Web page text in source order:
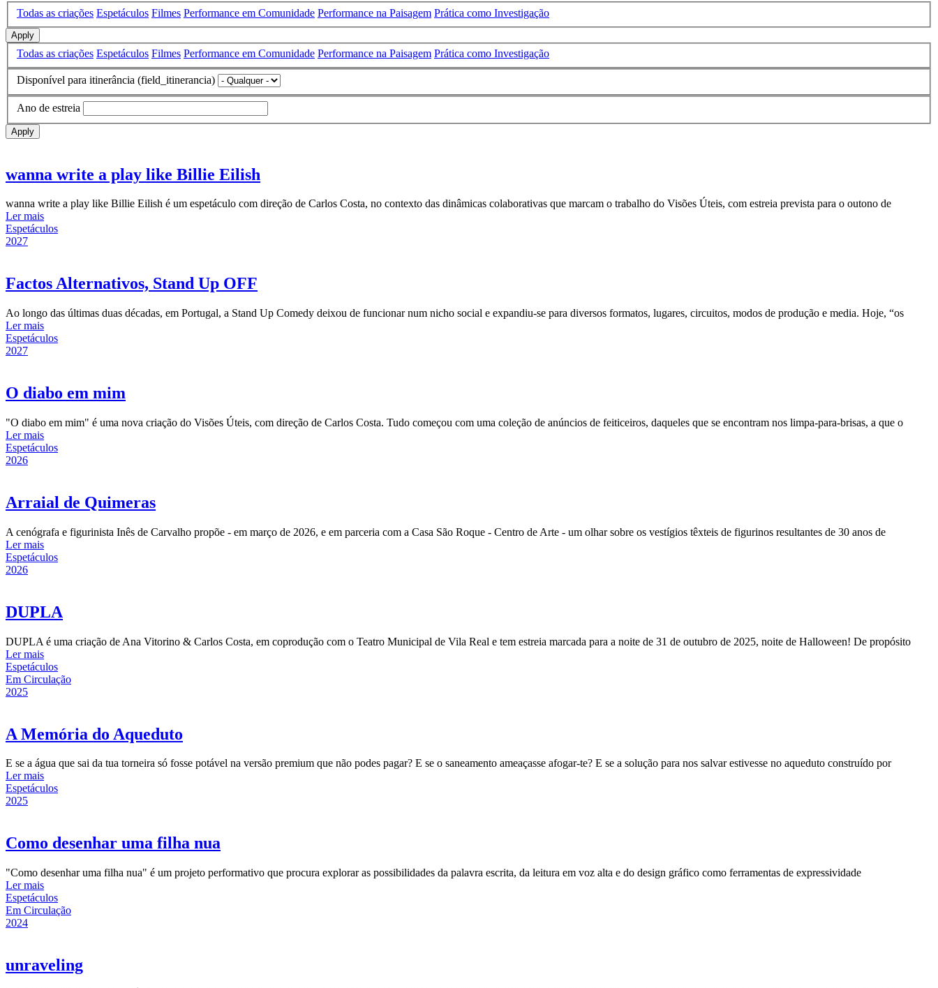
Todas as criações Espetáculos Filmes Performance em Comunidade Performance na Paisagem Prática como Investigação
Apply
Todas as criações Espetáculos Filmes Performance em Comunidade Performance na Paisagem Prática como Investigação
Disponível para itinerância (field_itinerancia)
Ano de estreia
Apply
wanna write a play like Billie Eilish
wanna write a play like Billie Eilish é um espetáculo com direção de Carlos Costa, no contexto das dinâmicas colaborativas que marcam o trabalho do Visões Úteis, com estreia prevista para o outono de
Ler mais
Espetáculos
2027
Factos Alternativos, Stand Up OFF
Ao longo das últimas duas décadas, em Portugal, a Stand Up Comedy deixou de funcionar num nicho social e expandiu-se para diversos formatos, lugares, circuitos, modos de produção e media. Hoje, “os
Ler mais
Espetáculos
2027
O diabo em mim
"O diabo em mim" é uma nova criação do Visões Úteis, com direção de Carlos Costa. Tudo começou com uma coleção de anúncios de feiticeiros, daqueles que se encontram nos limpa-para-brisas, a que o
Ler mais
Espetáculos
2026
Arraial de Quimeras
A cenógrafa e figurinista Inês de Carvalho propõe - em março de 2026, e em parceria com a Casa São Roque - Centro de Arte - um olhar sobre os vestígios têxteis de figurinos resultantes de 30 anos de
Ler mais
Espetáculos
2026
DUPLA
DUPLA é uma criação de Ana Vitorino & Carlos Costa, em coprodução com o Teatro Municipal de Vila Real e tem estreia marcada para a noite de 31 de outubro de 2025, noite de Halloween! De propósito
Ler mais
Espetáculos
Em Circulação
2025
A Memória do Aqueduto
E se a água que sai da tua torneira só fosse potável na versão premium que não podes pagar? E se o saneamento ameaçasse afogar-te? E se a solução para nos salvar estivesse no aqueduto construído por
Ler mais
Espetáculos
2025
Como desenhar uma filha nua
"Como desenhar uma filha nua" é um projeto performativo que procura explorar as possibilidades da palavra escrita, da leitura em voz alta e do design gráfico como ferramentas de expressividade
Ler mais
Espetáculos
Em Circulação
2024
unraveling